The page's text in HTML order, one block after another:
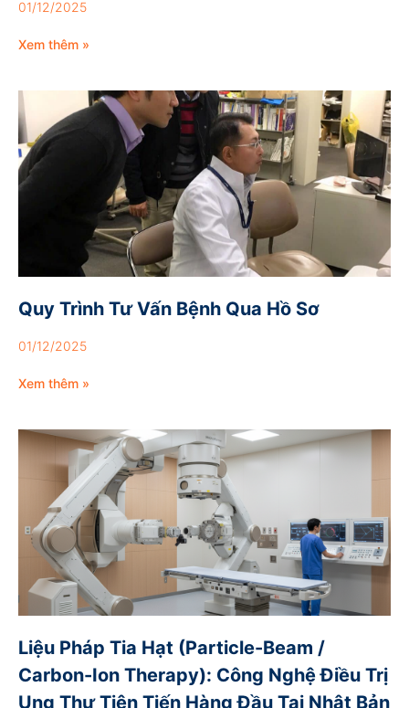
01/12/2025
Xem thêm »
Quy Trình Tư Vấn Bệnh Qua Hồ Sơ
01/12/2025
Xem thêm »
Liệu Pháp Tia Hạt (Particle-Beam /
Carbon-Ion Therapy): Công Nghệ Điều Trị
Ung Thư Tiên Tiến Hàng Đầu Tại Nhật Bản